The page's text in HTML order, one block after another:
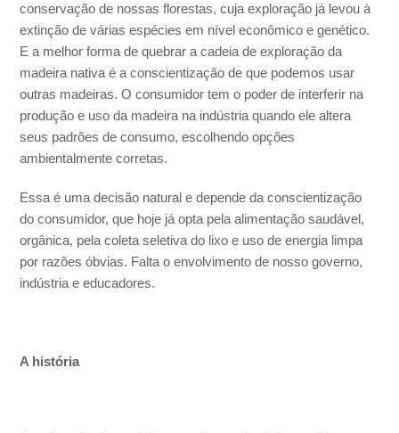
conservação de nossas florestas, cuja exploração já levou à
extinção de várias espécies em nível econômico e genético.
E a melhor forma de quebrar a cadeia de exploração da
madeira nativa é a conscientização de que podemos usar
outras madeiras. O consumidor tem o poder de interferir na
produção e uso da madeira na indústria quando ele altera
seus padrões de consumo, escolhendo opções
ambientalmente corretas.
Essa é uma decisão natural e depende da conscientização
do consumidor, que hoje já opta pela alimentação saudável,
orgânica, pela coleta seletiva do lixo e uso de energia limpa
por razões óbvias. Falta o envolvimento de nosso governo,
indústria e educadores.
A história